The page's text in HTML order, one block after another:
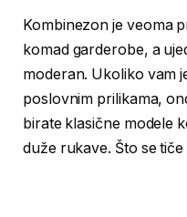
Kombinezon je veoma
komad garderobe, a
moderan. Ukoliko vam
poslovnim prilikama,
birate klasične modele
duže rukave. Što se